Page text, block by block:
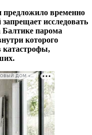
временно
исследовать
Балтике парома
которого
катастрофы,
РЕКЛАМА • ООО СТРОИТЕЛЬНЫЙ ТОРГОВЫЙ ДОМ «ПЕТРОВИЧ». ИНН: 7802348846